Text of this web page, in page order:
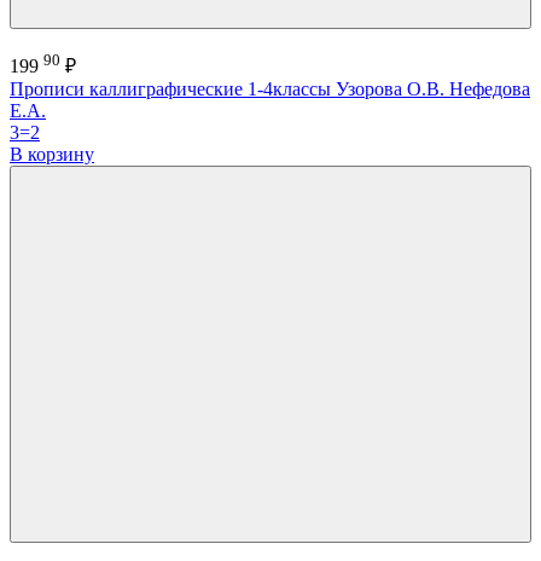
199 90 ₽
Прописи каллиграфические 1-4классы Узорова О.В. Нефедова
Е.А.
3=2
В корзину